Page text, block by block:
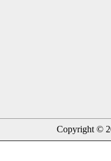
Copyright ©